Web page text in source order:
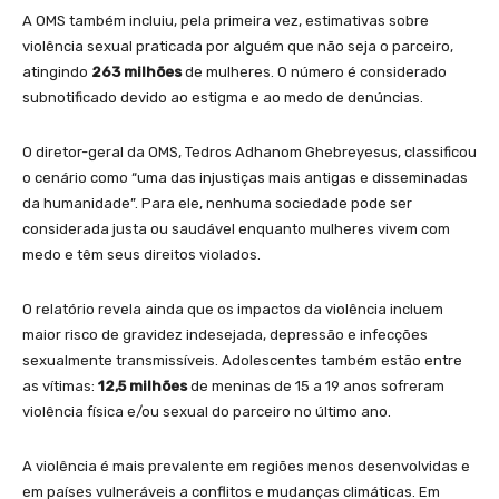
A OMS também incluiu, pela primeira vez, estimativas sobre
violência sexual praticada por alguém que não seja o parceiro,
atingindo 263 milhõesde mulheres. O número é considerado
subnotificado devido ao estigma e ao medo de denúncias.
O diretor-geral da OMS, Tedros Adhanom Ghebreyesus, classificou
o cenário como “uma das injustiças mais antigas e disseminadas
da humanidade”. Para ele, nenhuma sociedade pode ser
considerada justa ou saudável enquanto mulheres vivem com
medo e têm seus direitos violados.
O relatório revela ainda que os impactos da violência incluem
maior risco de gravidez indesejada, depressão e infecções
sexualmente transmissíveis. Adolescentes também estão entre
as vítimas: 12,5 milhõesde meninas de 15 a 19 anos sofreram
violência física e/ou sexual do parceiro no último ano.
A violência é mais prevalente em regiões menos desenvolvidas e
em países vulneráveis a conflitos e mudanças climáticas. Em